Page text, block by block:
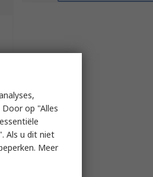
op "Alles
Als u dit niet
Meer